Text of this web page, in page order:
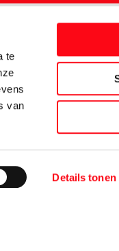
te
van
Details tonen
Klantenservice
Klant is Koning-kaart
Veelgestelde vragen
Inschrijven
Privacy- en